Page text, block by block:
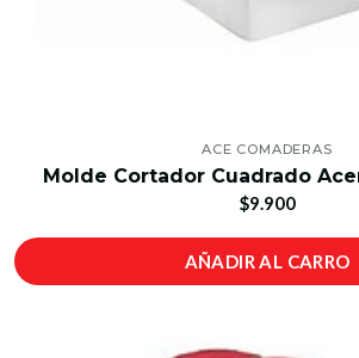
ACE COMADERAS
Molde Cortador Cuadrado
$9.900
AÑADIR AL CARRO